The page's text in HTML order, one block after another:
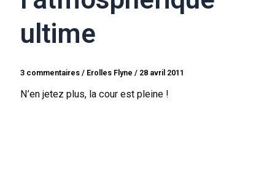
ultime
3 commentaires / Erolles Flyne/ 28 avril 2011
N’en jetez plus, la cour est pleine !